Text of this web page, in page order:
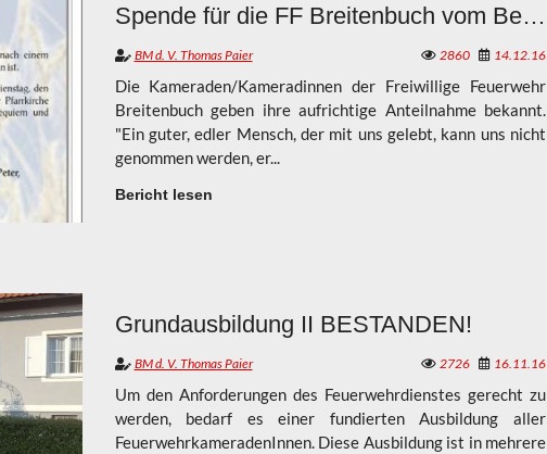
Spende für die FF Breitenbuch vom Begräbnis Fr. Maria Veit
BM d. V. Thomas Paier 2860 14.12.16
Die Kameraden/Kameradinnen der Freiwillige Feuerwehr
Breitenbuch geben ihre aufrichtige Anteilnahme bekannt.
"Ein guter, edler Mensch, der mit uns gelebt, kann uns nicht
genommen werden, er...
Bericht lesen
Grundausbildung II BESTANDEN!
BM d. V. Thomas Paier 2726 16.11.16
Um den Anforderungen des Feuerwehrdienstes gerecht zu
werden, bedarf es einer fundierten Ausbildung aller
FeuerwehrkameradenInnen. Diese Ausbildung ist in mehrere